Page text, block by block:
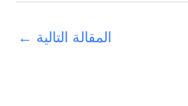
المقالة التالية ←